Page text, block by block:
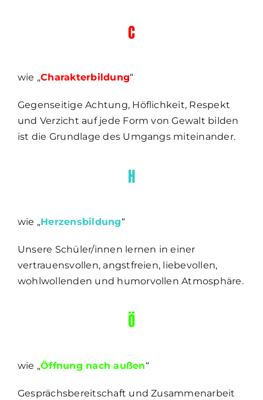
C
wie „Charakterbildung“
Gegenseitige Achtung, Höflichkeit, Respekt
und Verzicht auf jede Form von Gewalt bilden
ist die Grundlage des Umgangs miteinander.
H
wie „Herzensbildung“
Unsere Schüler/innen lernen in einer
vertrauensvollen, angstfreien, liebevollen,
wohlwollenden und humorvollen Atmosphäre.
Ö
wie „Öffnung nach außen“
Gesprächsbereitschaft und Zusammenarbeit